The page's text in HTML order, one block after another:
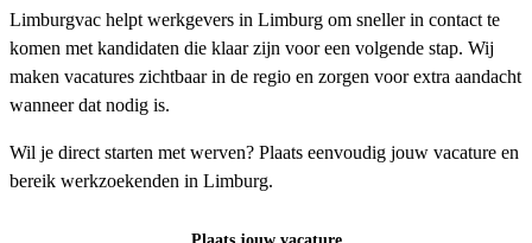
Limburgvac helpt werkgevers in Limburg om sneller in contact te
komen met kandidaten die klaar zijn voor een volgende stap. Wij
maken vacatures zichtbaar in de regio en zorgen voor extra aandacht
wanneer dat nodig is.
Wil je direct starten met werven? Plaats eenvoudig jouw vacature en
bereik werkzoekenden in Limburg.